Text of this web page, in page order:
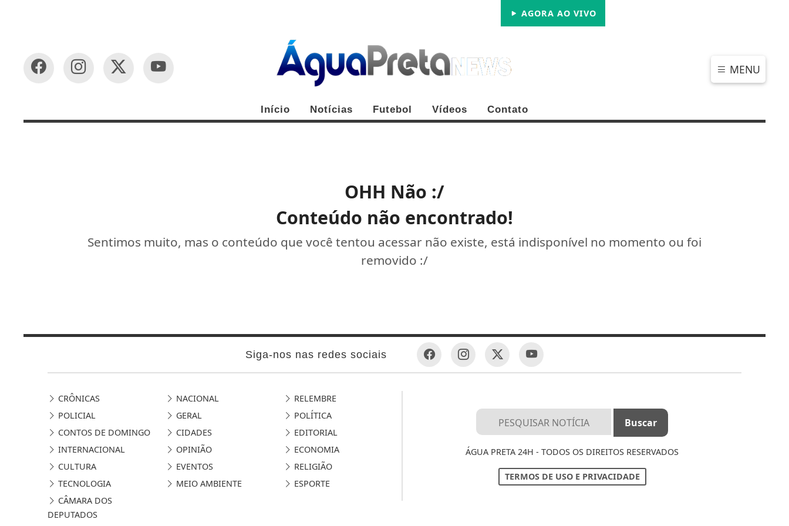
AGORA AO VIVO
MENU
Início Notícias Futebol Vídeos Contato
OHH Não :/
Conteúdo não encontrado!
Sentimos muito, mas o conteúdo que você tentou acessar não existe, está indisponível no momento ou foi
removido :/
Siga-nos nas redes sociais
CRÔNICAS NACIONAL
RELEMBRE
POLICIAL
GERAL
POLÍTICA
CONTOS DE DOMINGO
CIDADES
EDITORIAL
INTERNACIONAL
OPINIÃO
ECONOMIA
CULTURA
EVENTOS
RELIGIÃO
TECNOLOGIA
MEIO AMBIENTE
ESPORTE
CÂMARA DOS
DEPUTADOS
ÁGUA PRETA 24H - TODOS OS DIREITOS RESERVADOS
TERMOS DE USO E PRIVACIDADE